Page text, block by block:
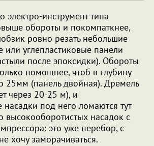
электро-инструмент типа
обороты и покомпаткнее,
ровно резать небольшие
или углепластиковые панели
после эпоксидки). Обороты
помощнее, чтоб в глубину
25мм (панель двойная). Дремель
через 20-25 м), и
насадки под него ломаются тут
высокооборотистых насадок с
это уже перебор, с
хочу заморачиваться.